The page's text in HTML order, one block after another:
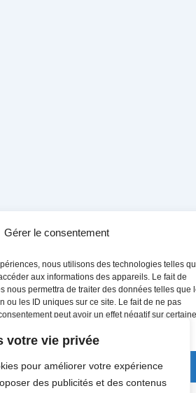
votre vie privée
pour améliorer votre expérience
des publicités et des contenus
Gérer le consentement
nous utilisons des technologies telles
aux informations des appareils. Le fait de
nous permettra de traiter des données telles que
ou les ID uniques sur ce site. Le fait de ne pas
peut avoir un effet négatif sur
Accepter